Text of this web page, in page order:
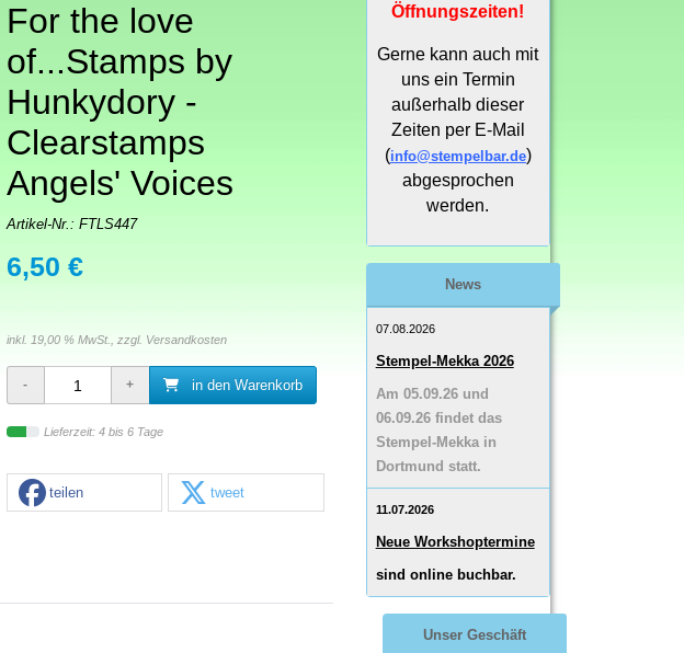
For the love
of...Stamps by
Hunkydory -
Clearstamps
Angels' Voices
Artikel-Nr.: FTLS447
6,50 €
inkl. 19,00 % MwSt., zzgl. Versandkosten
in den Warenkorb
Lieferzeit: 4 bis 6 Tage
teilen tweet
Öffnungszeiten!
Gerne kann auch mit
uns ein Termin
außerhalb dieser
Zeiten per E-Mail
(info@stempelbar.de)
abgesprochen
werden.
News
07.08.2026
Stempel-Mekka 2026
Am 05.09.26 und
06.09.26 findet das
Stempel-Mekka in
Dortmund statt.
11.07.2026
Neue Workshoptermine
sind online buchbar.
Unser Geschäft